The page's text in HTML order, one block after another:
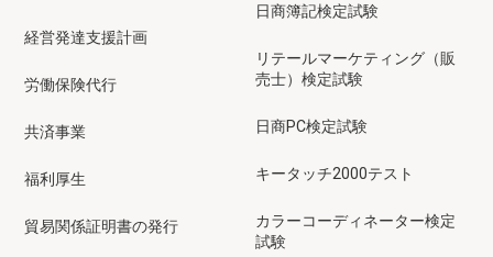
経営発達支援計画
労働保険代行
共済事業
福利厚生
貿易関係証明書の発行
日商簿記検定試験
リテールマーケティング（販
売士）検定試験
日商PC検定試験
キータッチ2000テスト
カラーコーディネーター検定
試験